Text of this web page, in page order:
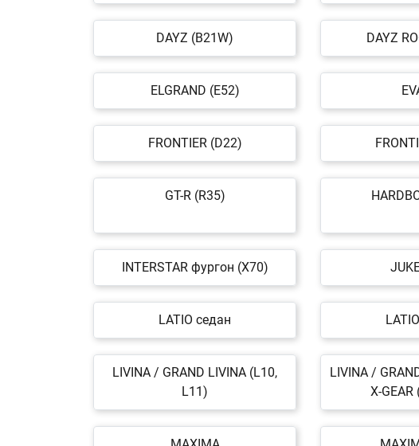
DAYZ (B21W) DAYZ
ELGRAND (E52)
FRONTIER (D22)
GT-R (R35)
INTERSTAR фургон (X70)
LATIO седан
LIVINA / GRAND LIVINA (L10,
L11)
LIVINA /
X-